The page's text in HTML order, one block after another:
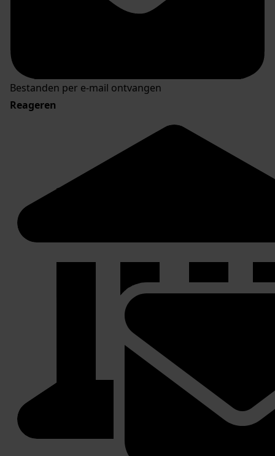
Bestanden per e-mail ontvangen
Reageren